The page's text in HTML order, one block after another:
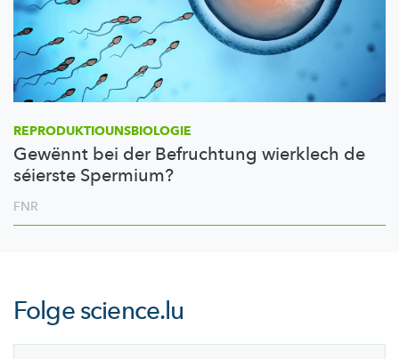
REPRODUKTIOUNSBIOLOGIE
Gewënnt bei der Befruchtung wierklech de
séierste Spermium?
FNR
Folgescience.lu